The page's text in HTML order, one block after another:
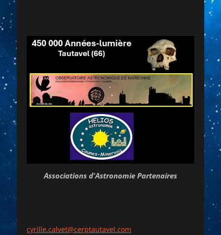
Associations d'Astronomie Partenaires
cyrille.calvet@cerptautavel.com